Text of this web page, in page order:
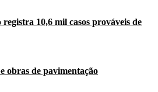
10,6 mil casos prováveis de
obras de pavimentação